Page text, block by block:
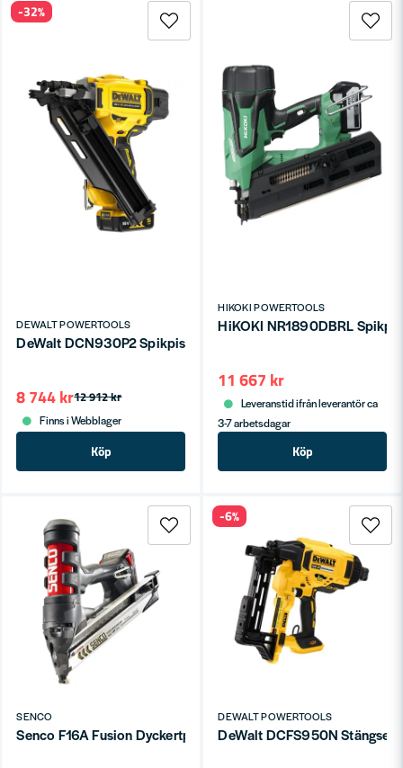
DEWALT POWERTOOLS
DeWalt DCN930P2 Spikpistol 50–90mm XR 18V (2x5,0ah)
12 912 kr
8 744 kr
Finns i Webblager
Köp
-32%
HIKOKI POWERTOOLS
HiKOKI NR1890DBRL
11 667 kr
Leveranstid ifrån leverantör ca
3-7 arbetsdagar
Köp
SENCO
Senco F16A Fusion Dyckertpistol 1,6mm 20° 18V (1x1,5ah)
DEWALT POWERTOOLS
DeWalt DCFS950N
-6%